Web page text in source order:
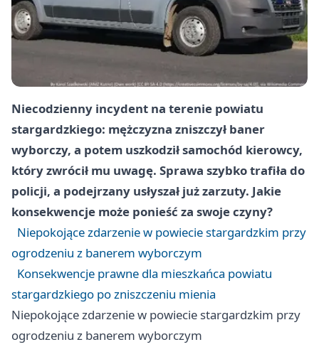
Niecodzienny incydent na terenie powiatu
stargardzkiego: mężczyzna zniszczył baner
wyborczy, a potem uszkodził samochód kierowcy,
który zwrócił mu uwagę. Sprawa szybko trafiła do
policji, a podejrzany usłyszał już zarzuty. Jakie
konsekwencje może ponieść za swoje czyny?
Niepokojące zdarzenie w powiecie stargardzkim przy
ogrodzeniu z banerem wyborczym
Konsekwencje prawne dla mieszkańca powiatu
stargardzkiego po zniszczeniu mienia
Niepokojące zdarzenie w powiecie stargardzkim przy
ogrodzeniu z banerem wyborczym